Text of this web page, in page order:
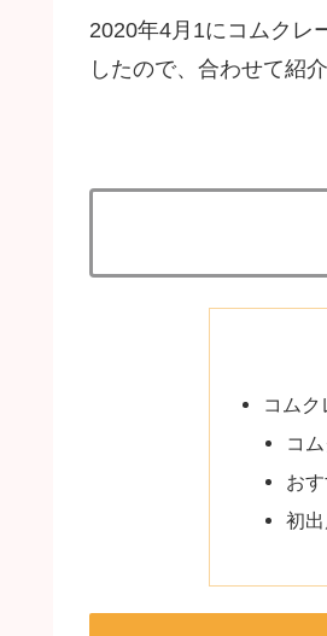
2020年4月1にコムクレ
したので、合わせて紹
コム
コ
お
初